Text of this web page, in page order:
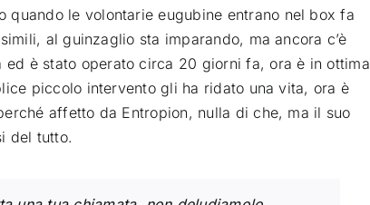
le volontarie eugubine entrano nel box fa
al guinzaglio sta imparando, ma ancora c’è
è stato operato circa 20 giorni fa, ora è in ottima
piccolo intervento gli ha ridato una vita, ora è
affetto da Entropion, nulla di che, ma il suo
del tutto.